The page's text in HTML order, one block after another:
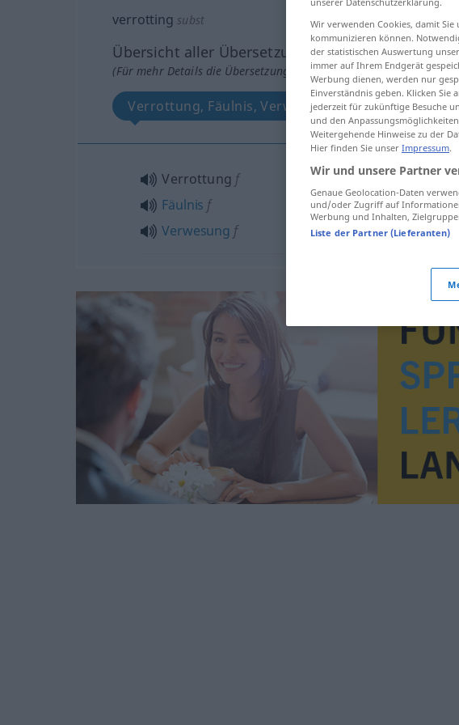
verrotting subst
Übersicht aller Übersetzungen
(Für mehr Details die Übersetzung anklicken/antippen)
Verrottung, Fäulnis, Verwesung
Verrottung f
Fäulnis f
Verwesung f
Wir verwenden Cookies, damit
kommunizieren können.
der statistischen Auswertung
immer auf Ihrem Endgerät
Werbung dienen, werden nur
Einverständnis geben. Klicken
jederzeit für zukünftige Besuche
und den
Weitergehende Hinweise zu der
Hier finden Sie unser Impressum.
Wir und unsere Partner
Genaue Geolocation-Daten
und/oder Zugriff auf
Werbung und Inhalten,
Liste der Partner (Lieferanten)